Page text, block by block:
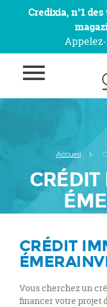
Credixia, n°1
Appelez-
Accueil
CRÉDIT
Vous cherchez un
financer votre projet